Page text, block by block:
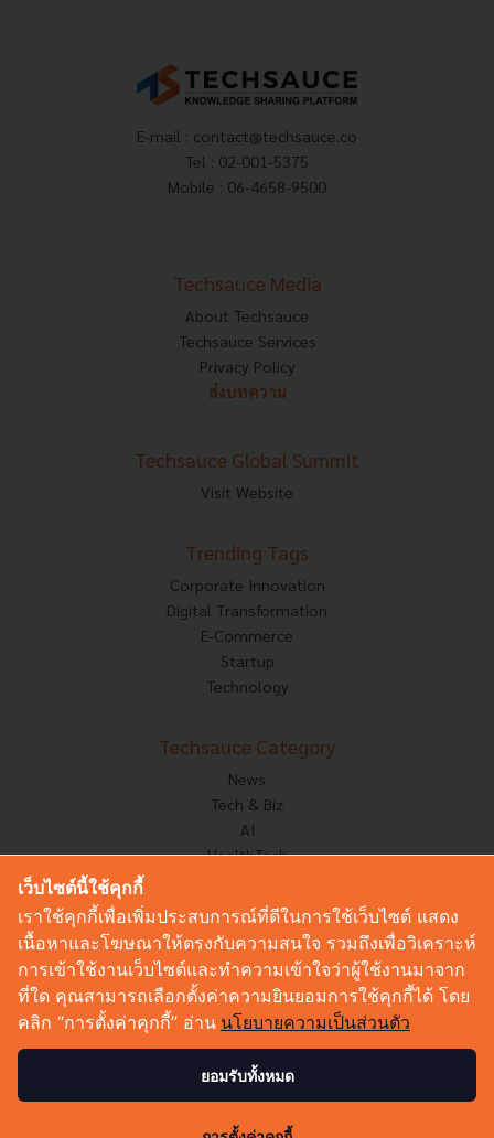
E-mail : contact@techsauce.co
Tel : 02-001-5375
Mobile : 06-4658-9500
Techsauce Media
About Techsauce
Techsauce Services
Privacy Policy
ส่งบทความ
Techsauce Global Summit
Visit Website
Trending Tags
Corporate Innovation
Digital Transformation
E-Commerce
Startup
Technology
Techsauce Category
News
Tech & Biz
AI
HealthTech
Corp Innov
Saucy Thoughts
Based On
Sustainable
Videos
Podcast
เว็บไซต์นี้ใช้คุกกี้
เราใช้คุกกี้เพื่อเพิ่มประสบการณ์ที่ดีในการใช้เว็บไซต์ แสดง
เนื้อหาและโฆษณาให้ตรงกับความสนใจ รวมถึงเพื่อวิเคราะห์
การเข้าใช้งานเว็บไซต์และทำความเข้าใจว่าผู้ใช้งานมาจาก
ที่ใด คุณสามารถเลือกตั้งค่าความยินยอมการใช้คุกกี้ได้ โดย
คลิก “การตั้งค่าคุกกี้” อ่าน นโยบายความเป็นส่วนตัว
ยอมรับทั้งหมด